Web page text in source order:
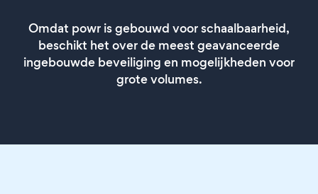
Omdat powr is gebouwd voor schaalbaarheid,
beschikt het over de meest geavanceerde
ingebouwde beveiliging en mogelijkheden voor
grote volumes.